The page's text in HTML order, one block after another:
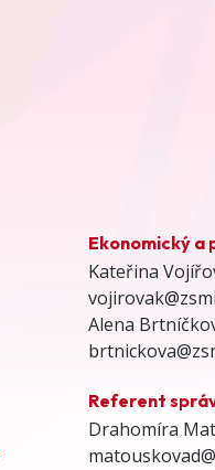
Ekonomický a
Kateřina
Alena
Referent
Drahomíra